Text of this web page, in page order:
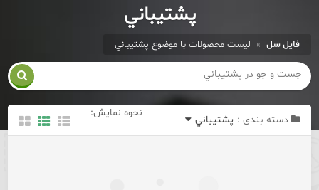
پشتيباني
فایل سل » لیست محصولات با موضوع پشتيباني

دسته بندی : پشتيباني
نحوه نمایش: